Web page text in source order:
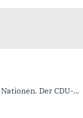
Der CDU-...